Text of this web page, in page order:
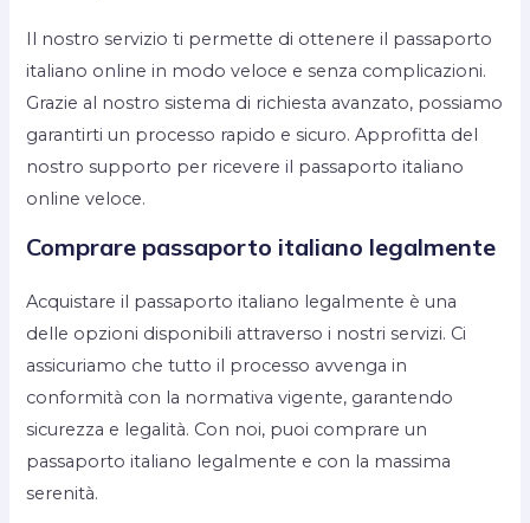
Il nostro servizio ti permette di ottenere il passaporto
italiano online in modo veloce e senza complicazioni.
Grazie al nostro sistema di richiesta avanzato, possiamo
garantirti un processo rapido e sicuro. Approfitta del
nostro supporto per ricevere il passaporto italiano
online veloce.
Comprare passaporto italiano legalmente
Acquistare il passaporto italiano legalmente è una
delle opzioni disponibili attraverso i nostri servizi. Ci
assicuriamo che tutto il processo avvenga in
conformità con la normativa vigente, garantendo
sicurezza e legalità. Con noi, puoi comprare un
passaporto italiano legalmente e con la massima
serenità.